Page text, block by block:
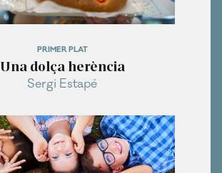
PRIMER PLAT
Una dolça herència
Sergi Estapé